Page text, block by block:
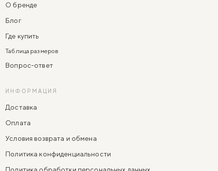
О бренде
Блог
Где купить
Таблица размеров
Вопрос-ответ
ИНФОРМАЦИЯ
Доставка
Оплата
Условия возврата и обмена
Политика конфиденциальности